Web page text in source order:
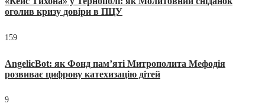
оголив кризу довіри в ПЦУ
159
AngelicBot: як Фонд пам’яті Митрополита Мефодія
розвиває цифрову катехизацію дітей
9